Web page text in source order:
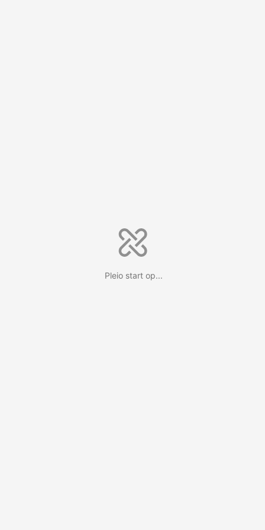
Pleio start op...